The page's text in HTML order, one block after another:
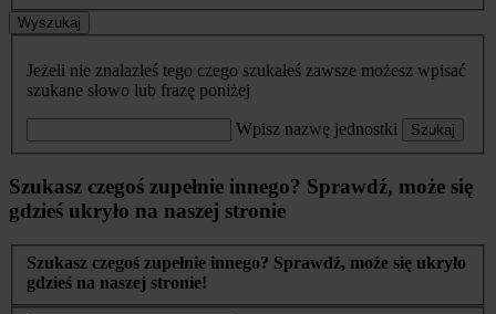
Wyszukaj
Jeżeli nie znalazłeś tego czego szukałeś zawsze możesz wpisać
szukane słowo lub frazę poniżej
Wpisz nazwę jednostki Szukaj
Szukasz czegoś zupełnie innego? Sprawdź, może się
gdzieś ukryło na naszej stronie
Szukasz czegoś zupełnie innego? Sprawdź, może się ukryło
gdzieś na naszej stronie!